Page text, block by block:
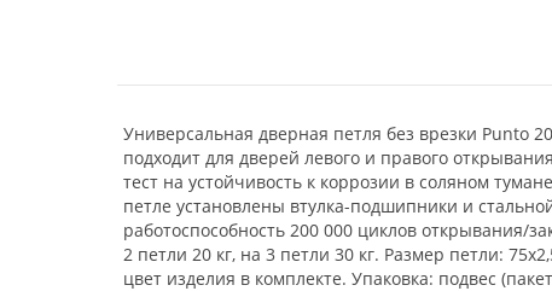
Универсальная дверная петля без врезки Punto
подходит для дверей левого и правого
тест на устойчивость к коррозии в соляном
петле установлены втулка-подшипники и
работоспособность 200 000 циклов открывания/
2 петли 20 кг, на 3 петли 30 кг. Размер петли:
цвет изделия в комплекте. Упаковка: подвес